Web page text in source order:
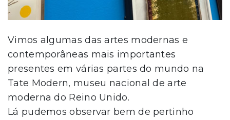
Vimos algumas das artes modernas e
contemporâneas mais importantes
presentes em várias partes do mundo na
Tate Modern, museu nacional de arte
moderna do Reino Unido.
Lá pudemos observar bem de pertinho